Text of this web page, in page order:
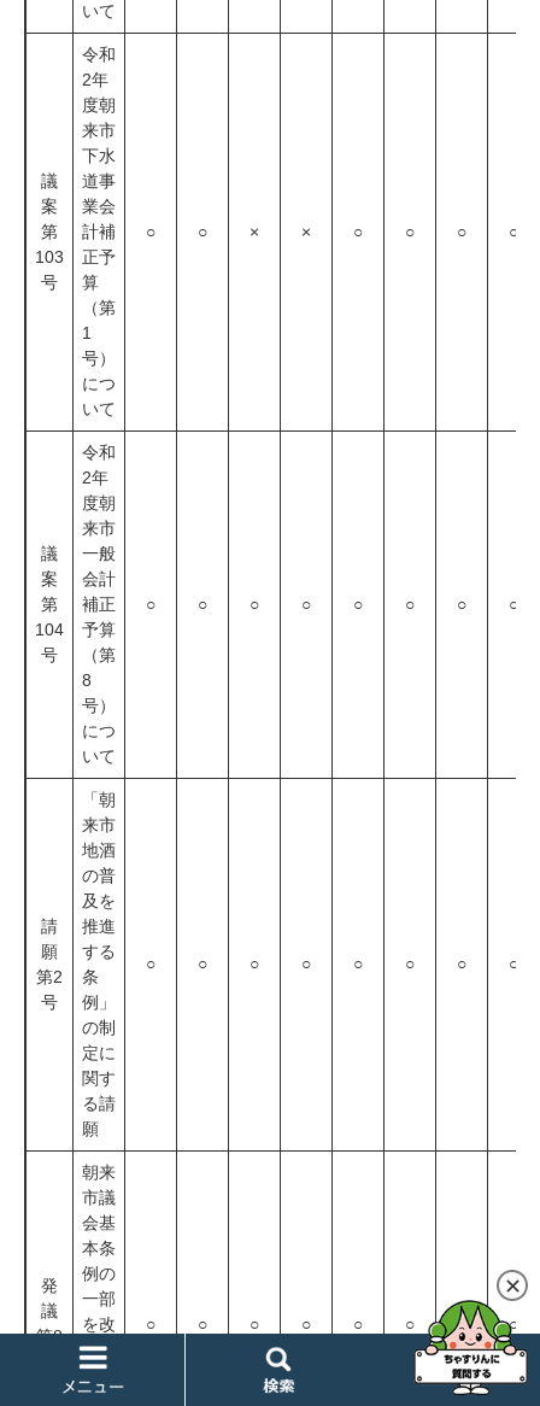
いて
議
案
第
103
号
令和
2年
度朝
来市
下水
道事
業会
計補
正予
算
（第
1
号）
につ
いて
○ ○ × × ○ ○ ○ ○
議
案
第
104
号
令和
2年
度朝
来市
一般
会計
補正
予算
（第
8
号）
につ
いて
○ ○ ○ ○ ○ ○ ○ ○
請
願
第2
号
「朝
来市
地酒
の普
及を
推進
する
条
例」
の制
定に
関す
る請
願
○ ○ ○ ○ ○ ○ ○ ○
発
議
第8
朝来
市議
会基
本条
例の
一部
を改
正す
る条
○ ○ ○ ○ ○ ○ ○ ○